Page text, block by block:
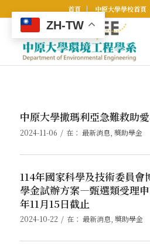
首頁 中原大學學校首頁
中原大學撒瑪利亞急難救助
2024-11-06 / 在： 最新消息 獎助學金
114年國家科學及技術委員會
學金試辦方案—甄選類受理
年11月15日截止
2024-10-22 / 在： 最新消息 獎助學金
ZH-TW